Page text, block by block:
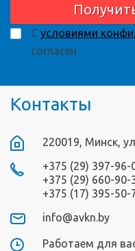
С условиями
согласен
Контакты
220019, Минск,
+375 (29) 397-96-
+375 (29) 660-90-
+375 (17) 395-50-
info@avkn.by
Работаем для